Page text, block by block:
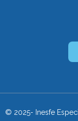
© 2025- Inesfe